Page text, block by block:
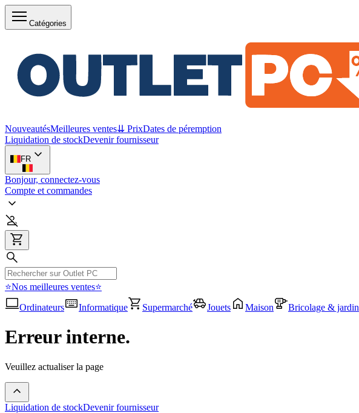
Catégories
NouveautésMeilleures ventes⇊ PrixDates de péremption
Liquidation de stockDevenir fournisseur
FR
Bonjour, connectez-vous
Compte et commandes
⭐Nos meilleures ventes⭐
Ordinateurs
Informatique Supermarché Jouets Maison Bricolage & jardin
Erreur interne.
Veuillez actualiser la page
Liquidation de stockDevenir fournisseur